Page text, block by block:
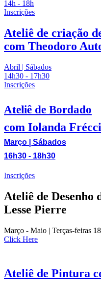
14h - 18h
Inscrições
Ateliê de criação
com Theodoro
Abril | Sábados
14h30 - 17h30
Inscrições
Ateliê de Bordado
com Iolanda
Março | Sábados
16h30 - 18h30
Inscrições
Ateliê de Desenho
Lesse Pierre
Março - Maio | Terças-feiras
Click Here
Ateliê de Pintura